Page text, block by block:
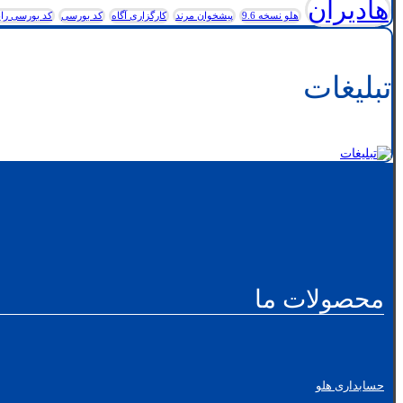
هادیران هلو نسخه 9.6 پیشخوان مرند کارگزاری آگاه کد بورسی کد بورسی
تبلیغات
محصولات ما
حسابداری هلو